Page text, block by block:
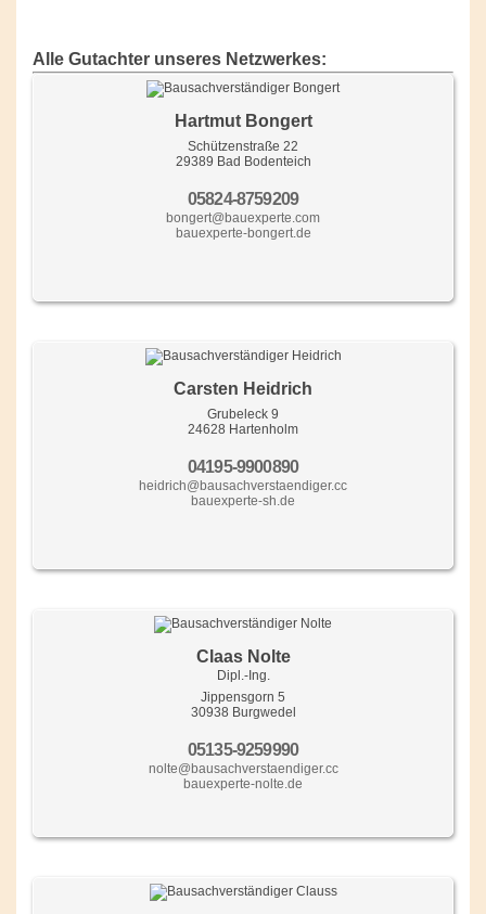
Alle Gutachter unseres Netzwerkes:
Hartmut Bongert
Schützenstraße 22
29389 Bad Bodenteich
05824-8759209
bongert@bauexperte.com
bauexperte-bongert.de
Carsten Heidrich
Grubeleck 9
24628 Hartenholm
04195-9900890
heidrich@bausachverstaendiger.cc
bauexperte-sh.de
Claas Nolte
Dipl.-Ing.
Jippensgorn 5
30938 Burgwedel
05135-9259990
nolte@bausachverstaendiger.cc
bauexperte-nolte.de